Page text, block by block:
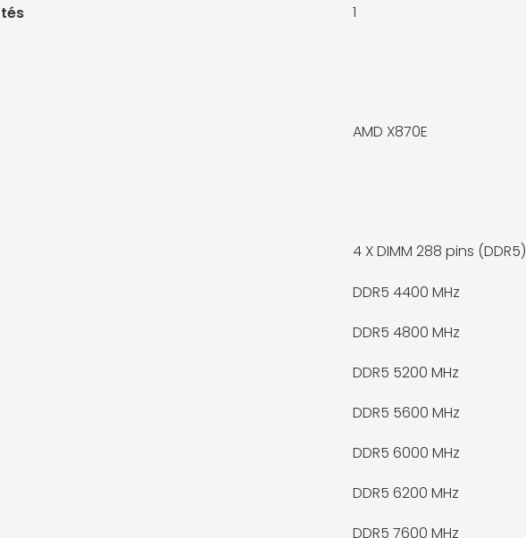
1
AMD X870E
4 XDIMM 288 pins (DDR5)
DDR5 4400 MHz
DDR5 4800 MHz
DDR5 5200 MHz
DDR5 5600 MHz
DDR5 6000 MHz
DDR5 6200 MHz
DDR5 7600 MHz